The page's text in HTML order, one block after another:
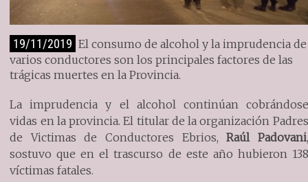
19/11/2019 El consumo de alcohol y la imprudencia de
varios conductores son los principales factores de las
trágicas muertes en la Provincia.
La imprudencia y el alcohol continúan cobrándose
vidas en la provincia. El titular de la organización Padres
de Victimas de Conductores Ebrios,Raúl Padovani,
sostuvo que en el trascurso de este año hubieron 138
víctimas fatales.